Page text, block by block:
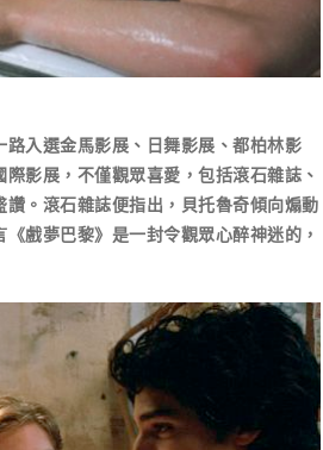
入選金馬影展、日舞影展、都柏林影
影展，不僅觀眾喜愛，包括滾石雜誌、
。滾石雜誌便指出，貝托魯奇傾向煽動
戲夢巴黎》是一封令觀眾心醉神迷的，